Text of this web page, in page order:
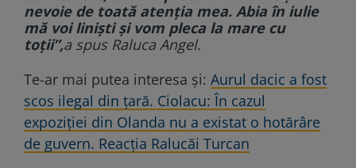
nevoie de toată atenția mea. Abia în iulie
mă voi liniști și vom pleca la mare cu
toții”,a spus Raluca Angel.
Te-ar mai putea interesa și: Aurul dacic a fost
scos ilegal din țară. Ciolacu: În cazul
expoziției din Olanda nu a existat o hotărâre
de guvern. Reacţia Ralucăi Turcan